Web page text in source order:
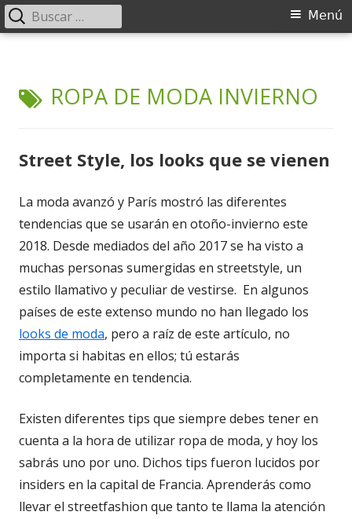
contenido
Menú
Menú
Buscar:
ETIQUETA:
ROPA DE MODA INVIERNO
Street Style, los looks que se vienen
La moda avanzó y París mostró las diferentes
tendencias que se usarán en otoño-invierno este
2018. Desde mediados del año 2017 se ha visto a
muchas personas sumergidas en streetstyle, un
estilo llamativo y peculiar de vestirse. En algunos
países de este extenso mundo no han llegado los
looks de moda, pero a raíz de este artículo, no
importa si habitas en ellos; tú estarás
completamente en tendencia.
Existen diferentes tips que siempre debes tener en
cuenta a la hora de utilizar ropa de moda, y hoy los
sabrás uno por uno. Dichos tips fueron lucidos por
insiders en la capital de Francia. Aprenderás como
llevar el streetfashion que tanto te llama la atención